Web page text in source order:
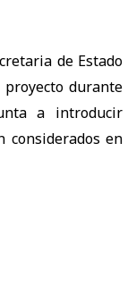
de Estado
durante
a introducir
considerados en